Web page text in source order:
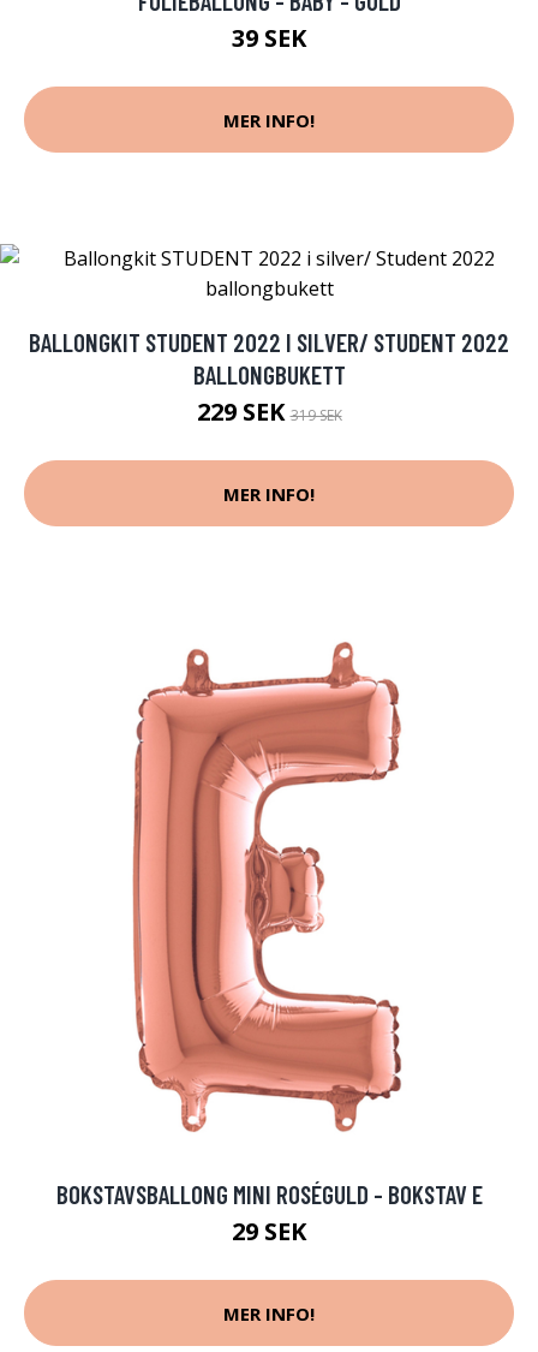
39 SEK
MER INFO!
BALLONGKIT STUDENT 2022 I SILVER/ STUDENT 2022
BALLONGBUKETT
229 SEK319 SEK
MER INFO!
BOKSTAVSBALLONG MINI ROSÉGULD - BOKSTAV E
29 SEK
MER INFO!